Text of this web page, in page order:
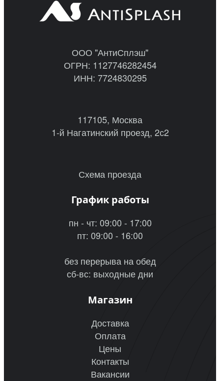
ООО "АнтиСплэш"
ОГРН: 1127746282454
ИНН: 7724830295
117105, Москва
1-й Нагатинский проезд, 2с2
Схема проезда
График работы
пн - чт: 09:00 - 17:00
пт: 09:00 - 16:00
без перерыва на обед
сб-вс: выходные дни
Магазин
Доставка
Оплата
Цены
Контакты
Вакансии